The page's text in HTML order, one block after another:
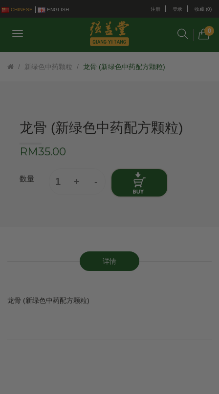
CHINESE ENGLISH 注册 登录 收藏 (0)
0
新绿色中药颗粒 龙骨 (新绿色中药配方颗粒)
龙骨 (新绿色中药配方颗粒)
RM35.00
数量
详情
龙骨 (新绿色中药配方颗粒)